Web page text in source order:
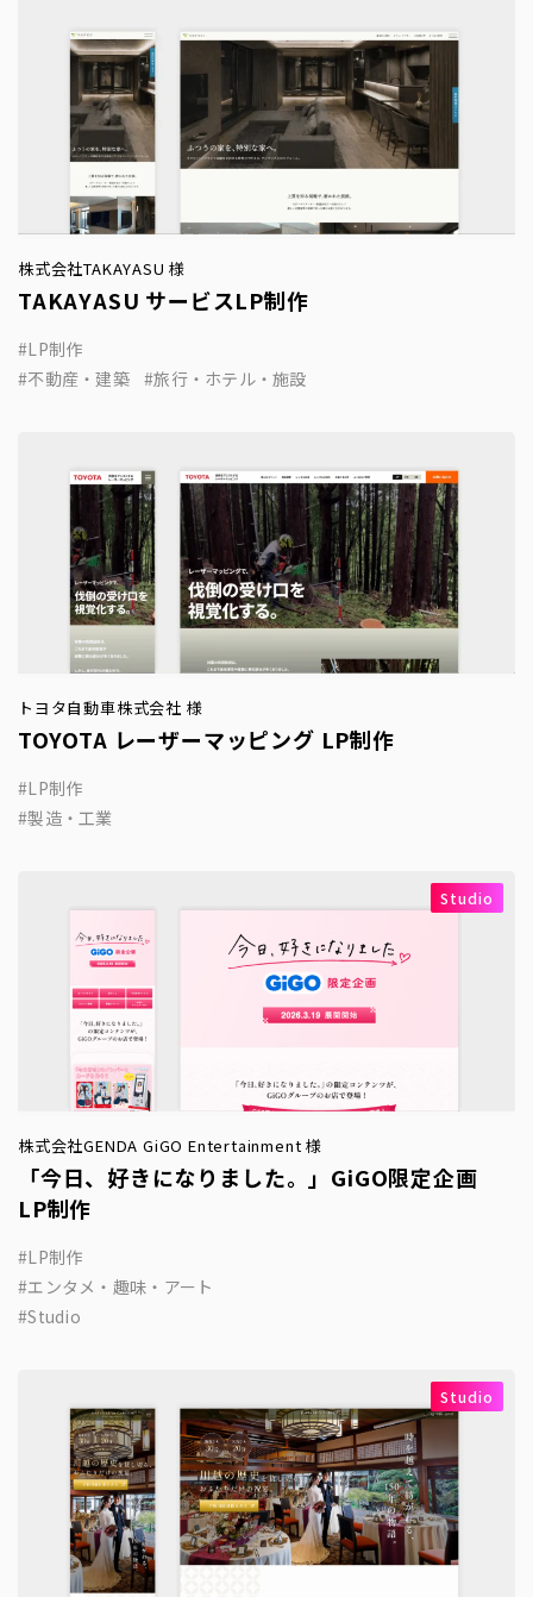
株式会社TAKAYASU 様
TAKAYASU サービスLP制作
LP制作
不動産・建築
旅行・ホテル・施設
トヨタ自動車株式会社 様
TOYOTA レーザーマッピング LP制作
LP制作
製造・工業
Studio
株式会社GENDA GiGO Entertainment 様
「今日、好きになりました。」GiGO限定企画
LP制作
LP制作
エンタメ・趣味・アート
Studio
Studio